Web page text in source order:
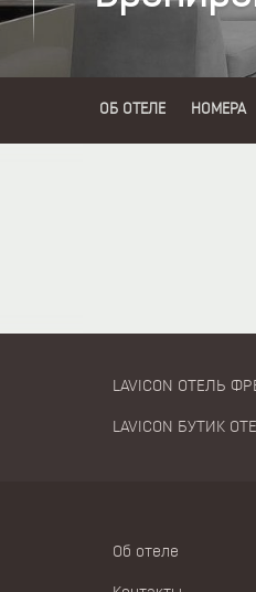
ОБ ОТЕЛЕ НОМЕРА
LAVICON ОТЕЛЬ
LAVICON БУТИК
Об отеле